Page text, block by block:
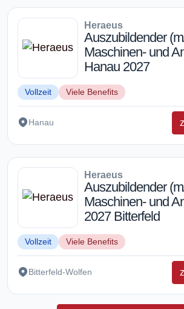
Heraeus
Auszubildender
Maschinen- und
Hanau 2027
Vollzeit Viele Benefits
Hanau
Heraeus
Auszubildender
Maschinen- und
2027 Bitterfeld
Vollzeit Viele Benefits
Bitterfeld-Wolfen